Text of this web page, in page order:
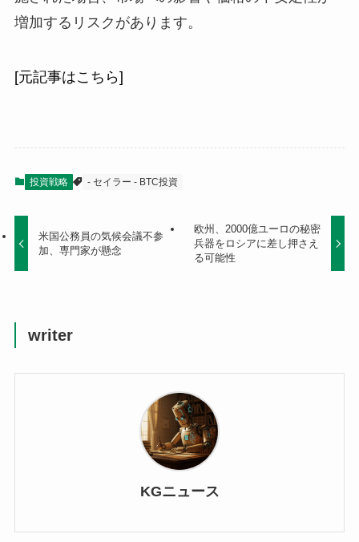
増加するリスクがあります。
[元記事はこちら]
投資戦略 - セイラー - BTC投資
米国公務員の気候会議不参
加、専門家が懸念
欧州、2000億ユーロの秘密
兵器をロシアに差し押さえ
る可能性
writer
KGニュース